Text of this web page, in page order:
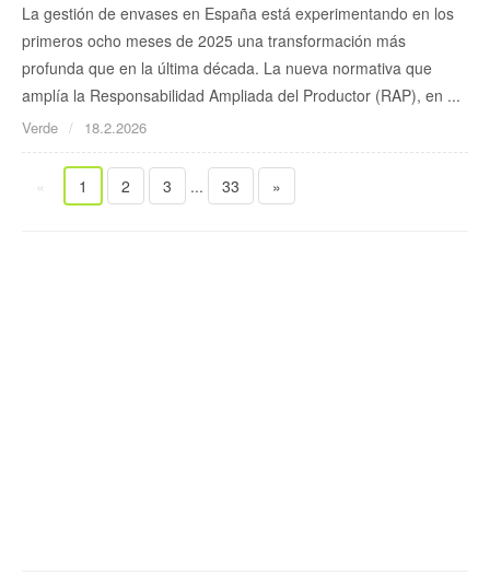
La gestión de envases en España está experimentando en los
primeros ocho meses de 2025 una transformación más
profunda que en la última década. La nueva normativa que
amplía la Responsabilidad Ampliada del Productor (RAP), en ...
Verde 18.2.2026
« 1 2 3 ... 33 »